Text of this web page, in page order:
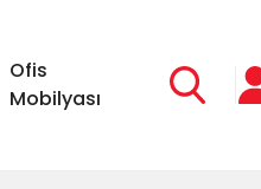
Ofis
Mobilyası